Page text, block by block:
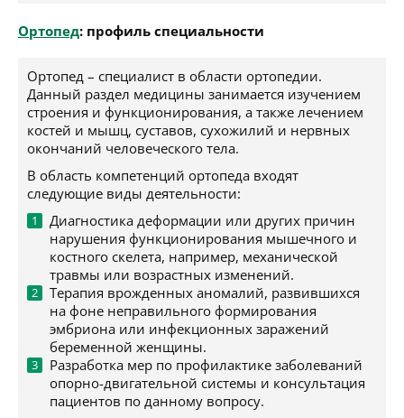
Ортопед: профиль специальности
Ортопед – специалист в области ортопедии.
Данный раздел медицины занимается изучением
строения и функционирования, а также лечением
костей и мышц, суставов, сухожилий и нервных
окончаний человеческого тела.
В область компетенций ортопеда входят
следующие виды деятельности:
Диагностика деформации или других причин
нарушения функционирования мышечного и
костного скелета, например, механической
травмы или возрастных изменений.
Терапия врожденных аномалий, развившихся
на фоне неправильного формирования
эмбриона или инфекционных заражений
беременной женщины.
Разработка мер по профилактике заболеваний
опорно-двигательной системы и консультация
пациентов по данному вопросу.